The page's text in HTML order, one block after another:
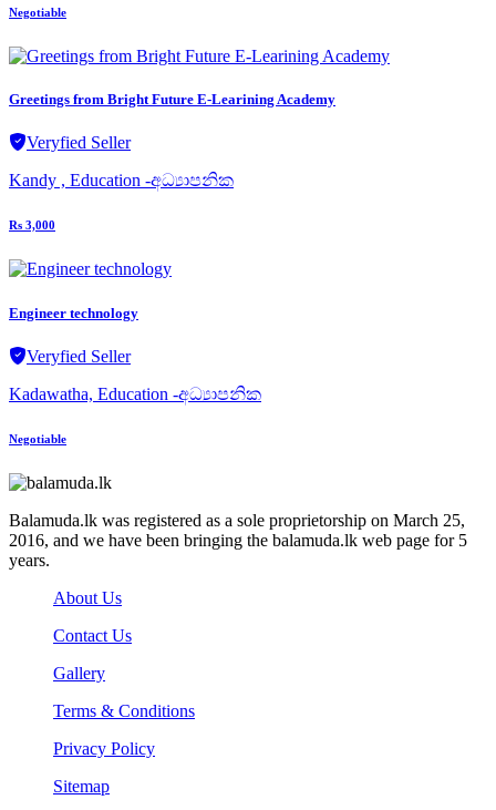
Negotiable
Greetings from Bright Future E-Learining Academy
Veryfied Seller
Kandy , Education -අධ්‍යාපනික
Rs 3,000
Engineer technology
Veryfied Seller
Kadawatha, Education -අධ්‍යාපනික
Negotiable
Balamuda.lk was registered as a sole proprietorship on March 25,
2016, and we have been bringing the balamuda.lk web page for 5
years.
About Us
Contact Us
Gallery
Terms & Conditions
Privacy Policy
Sitemap